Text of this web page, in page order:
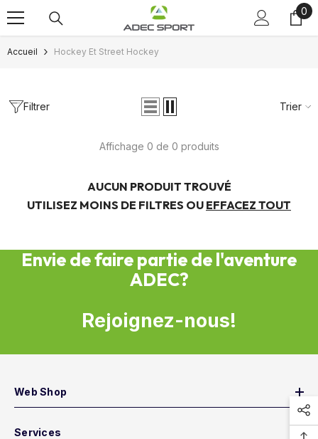
Passer au contenu 0
0
Accueil Hockey Et Street Hockey
Filtrer Trier
Affichage 0 de 0 produits
AUCUN PRODUIT TROUVÉ
UTILISEZ MOINS DE FILTRES OU EFFACEZ TOUT
Envie de faire partie de l'aventure
ADEC?
Rejoignez-nous!
Web Shop
Services